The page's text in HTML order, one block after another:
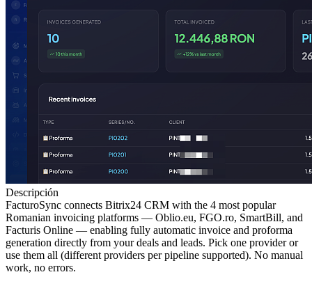
Descripción
FacturoSync connects Bitrix24 CRM with the 4 most popular
Romanian invoicing platforms — Oblio.eu, FGO.ro, SmartBill, and
Facturis Online — enabling fully automatic invoice and proforma
generation directly from your deals and leads. Pick one provider or
use them all (different providers per pipeline supported). No manual
work, no errors.